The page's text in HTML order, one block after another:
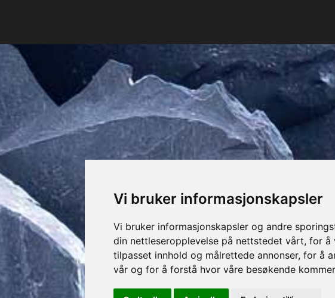
Vi bruker informasjonskapsler
Vi bruker informasjonskapsler og andre
din nettleseropplevelse på nettstedet vårt, for å
tilpasset innhold og målrettede annonser, for å
vår og for å forstå hvor våre besøkende